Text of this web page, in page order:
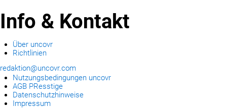
Info & Kontakt
Über uncovr
Richtlinien
redaktion@uncovr.com
Nutzungsbedingungen uncovr
AGB PResstige
Datenschutzhinweise
Impressum